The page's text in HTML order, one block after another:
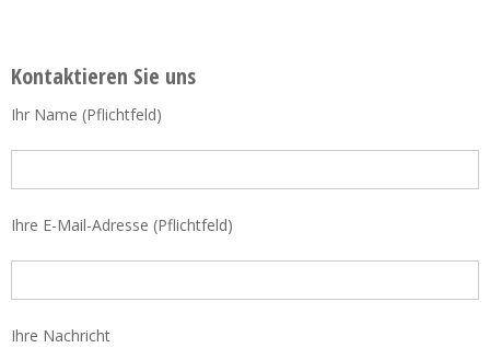
Kontaktieren Sie uns
Ihr Name (Pflichtfeld)
Ihre E-Mail-Adresse (Pflichtfeld)
Ihre Nachricht